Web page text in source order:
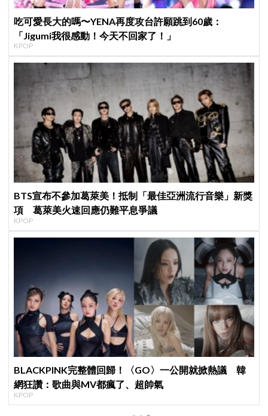
吃可愛長大的嗎〜YENA再度攻台許願跳到60歲：
「Jigumi我很感動！今天不回家了！」
KPOP
BTS宣布不參加葛萊美！抵制「最佳亞洲流行音樂」新獎
項 葛萊美火速回應仍難平息爭議
KPOP
BLACKPINK完整體回歸！〈GO〉一公開就掀熱議 韓
網狂讚：歌曲與MV都瘋了、超帥氣
KPOP